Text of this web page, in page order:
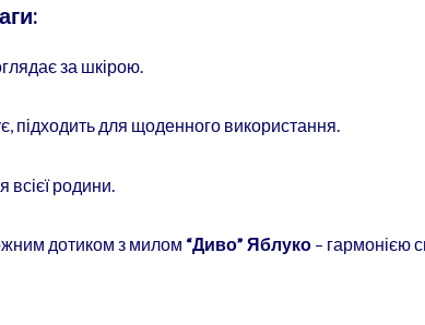
за шкірою.
підходить для щоденного використання.
всієї родини.
дотиком з милом “Диво” Яблуко– гармонією